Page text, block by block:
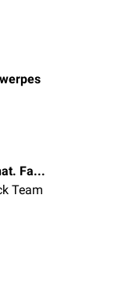
Dr. rer. nat. Fabienne Reh
Team